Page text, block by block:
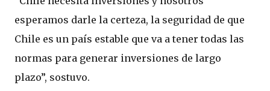
esperamos darle la certeza, la seguridad de que
Chile es un país estable que va a tener todas las
normas para generar inversiones de largo
plazo”, sostuvo.